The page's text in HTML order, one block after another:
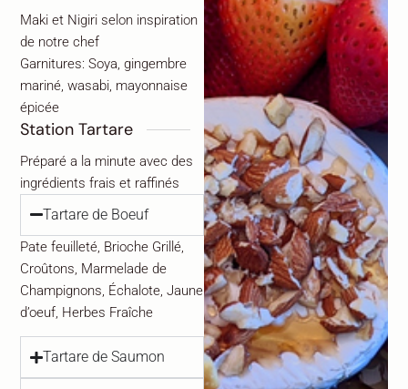
Maki et Nigiri selon inspiration
de notre chef
Garnitures: Soya, gingembre
mariné, wasabi, mayonnaise
épicée
Station Tartare
Préparé a la minute avec des
ingrédients frais et raffinés
Tartare de Boeuf
Pate feuilleté, Brioche Grillé,
Croûtons, Marmelade de
Champignons, Échalote, Jaune
d’oeuf, Herbes Fraîche
Tartare de Saumon